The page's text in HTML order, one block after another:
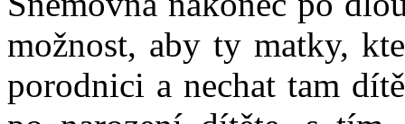
možnost, aby ty matky,
porodnici a nechat tam